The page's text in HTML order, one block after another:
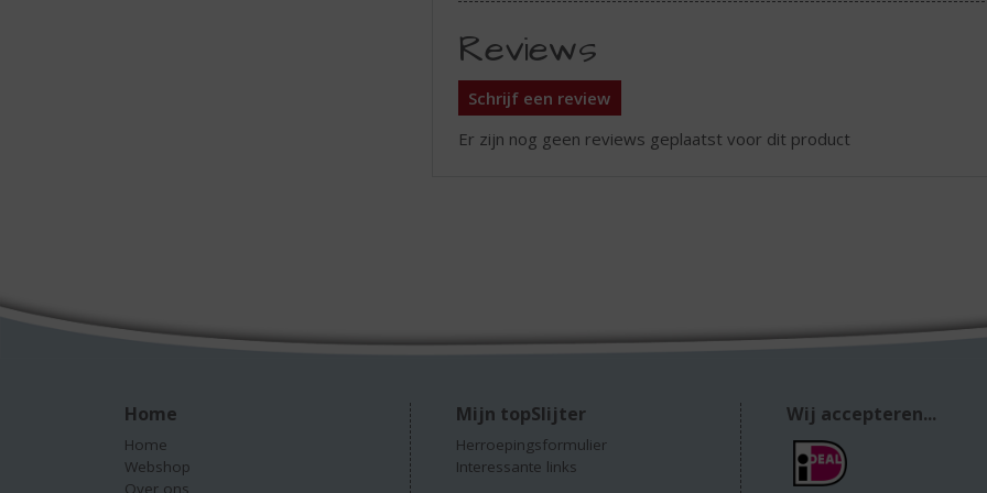
Reviews
Schrijf een review
Er zijn nog geen reviews geplaatst voor dit product
Home
Home
Webshop
Mijn topSlijter
Herroepingsformulier
Interessante links
Wij accepteren...